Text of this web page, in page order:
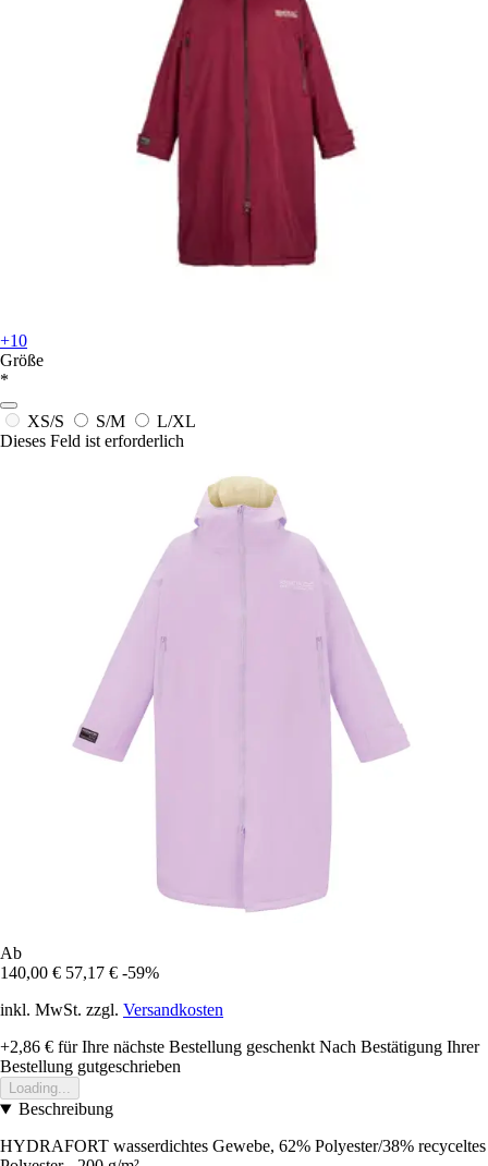
+10
Größe
*
XS/S S/M
L/XL
Dieses Feld ist erforderlich
Ab
140,00 € 57,17 € -59%
inkl. MwSt. zzgl. Versandkosten
+2,86 € für Ihre nächste Bestellung geschenkt Nach Bestätigung Ihrer
Bestellung gutgeschrieben
Loading...
Beschreibung
HYDRAFORT wasserdichtes Gewebe, 62% Polyester/38% recyceltes